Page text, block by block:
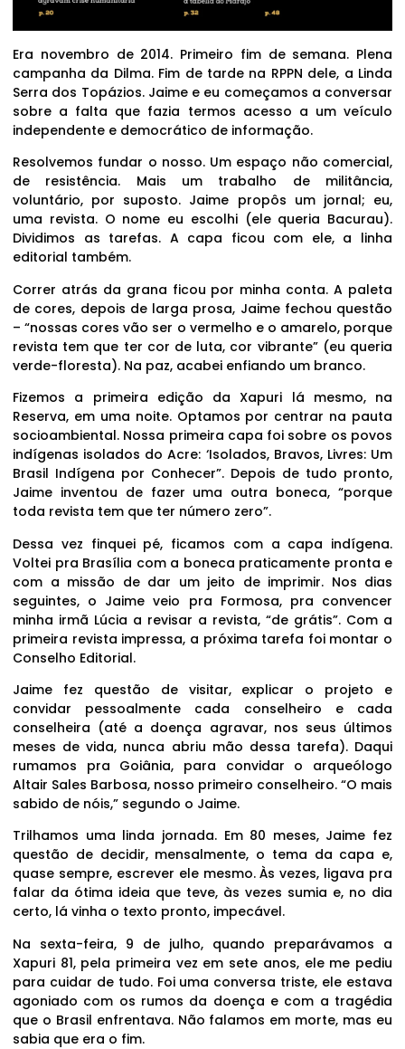
Era novembro de 2014. Primeiro fim de semana. Plena
campanha da Dilma. Fim de tarde na RPPN dele, a Linda
Serra dos Topázios. Jaime e eu começamos a conversar
sobre a falta que fazia termos acesso a um veículo
independente e democrático de informação.
Resolvemos fundar o nosso. Um espaço não comercial,
de resistência. Mais um trabalho de militância,
voluntário, por suposto. Jaime propôs um jornal; eu,
uma revista. O nome eu escolhi (ele queria Bacurau).
Dividimos as tarefas. A capa ficou com ele, a linha
editorial também.
Correr atrás da grana ficou por minha conta. A paleta
de cores, depois de larga prosa, Jaime fechou questão
– “nossas cores vão ser o vermelho e o amarelo, porque
revista tem que ter cor de luta, cor vibrante” (eu queria
verde-floresta). Na paz, acabei enfiando um branco.
Fizemos a primeira edição da Xapuri lá mesmo, na
Reserva, em uma noite. Optamos por centrar na pauta
socioambiental. Nossa primeira capa foi sobre os povos
indígenas isolados do Acre: ‘Isolados, Bravos, Livres: Um
Brasil Indígena por Conhecer”. Depois de tudo pronto,
Jaime inventou de fazer uma outra boneca, “porque
toda revista tem que ter número zero”.
Dessa vez finquei pé, ficamos com a capa indígena.
Voltei pra Brasília com a boneca praticamente pronta e
com a missão de dar um jeito de imprimir. Nos dias
seguintes, o Jaime veio pra Formosa, pra convencer
minha irmã Lúcia a revisar a revista, “de grátis”. Com a
primeira revista impressa, a próxima tarefa foi montar o
Conselho Editorial.
Jaime fez questão de visitar, explicar o projeto e
convidar pessoalmente cada conselheiro e cada
conselheira (até a doença agravar, nos seus últimos
meses de vida, nunca abriu mão dessa tarefa). Daqui
rumamos pra Goiânia, para convidar o arqueólogo
Altair Sales Barbosa, nosso primeiro conselheiro. “O mais
sabido de nóis,” segundo o Jaime.
Trilhamos uma linda jornada. Em 80 meses, Jaime fez
questão de decidir, mensalmente, o tema da capa e,
quase sempre, escrever ele mesmo. Às vezes, ligava pra
falar da ótima ideia que teve, às vezes sumia e, no dia
certo, lá vinha o texto pronto, impecável.
Na sexta-feira, 9 de julho, quando preparávamos a
Xapuri 81, pela primeira vez em sete anos, ele me pediu
para cuidar de tudo. Foi uma conversa triste, ele estava
agoniado com os rumos da doença e com a tragédia
que o Brasil enfrentava. Não falamos em morte, mas eu
sabia que era o fim.